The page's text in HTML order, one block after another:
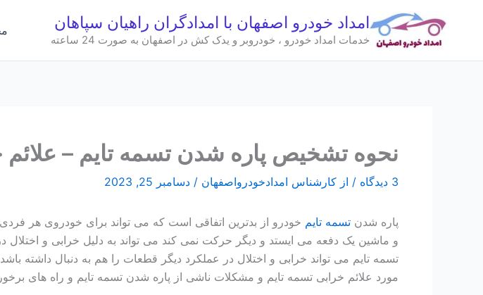
امداد خودرو اصفهان با امدادگران راهیان سپاهان
خدمات امداد خودرو ، خودروبر و یدک کش در اصفهان به صورت 24 ساعته
نحوه تشخیص پاره شدن تسمه تایم – علائم
3 دیدگاه / از کارشناس امدادخودرواصفهان / دسامبر 25, 2023
پاره شدن تسمه تایم خودرو از بدترین اتفاقی است که می تواند برای خودروی هر
و ماشین یک دفعه می ایستد و دیگر حرکت نمی کند می تواند به دلیل خرابی و اختلال
تسمه تایم می تواند خرابی و اختلال در عملکرد دیگر قطعات را هم به دنبال داشته
مورد علائم خرابی تسمه تایم و مشکلات ناشی از پاره شدن تسمه تایم و راه های